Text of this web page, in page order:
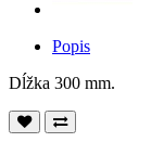
Popis
Dĺžka 300 mm.